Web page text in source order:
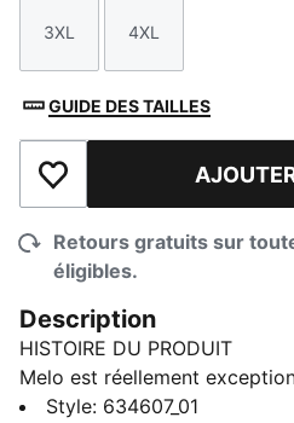
Taille
3XL
Taille
4XL
GUIDE DES TAILLES
Ajouter à la liste de
Retours gratuits sur
éligibles.
Description
HISTOIRE DU PRODUIT
Melo est réellement
devient bruyant, il se
Style: 634607_01